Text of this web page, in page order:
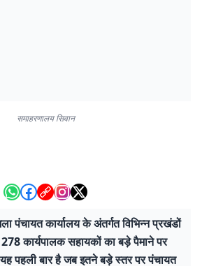
समाहरणालय सिवान
कार्यालय के अंतर्गत विभिन्न प्रखंडों
278 कार्यपालक सहायकों का बड़े पैमाने पर
पहली बार है जब इतने बड़े स्तर पर पंचायत